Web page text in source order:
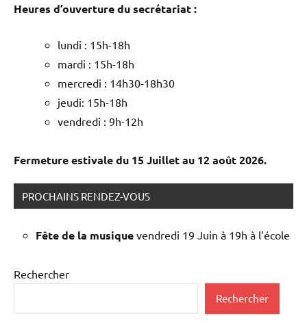
Heures d’ouverture du secrétariat :
lundi : 15h-18h
mardi : 15h-18h
mercredi : 14h30-18h30
jeudi: 15h-18h
vendredi : 9h-12h
Fermeture estivale du 15 Juillet au 12 août 2026.
PROCHAINS RENDEZ-VOUS
Fête de la musique vendredi 19 Juin à 19h à l’école
Rechercher
Rechercher